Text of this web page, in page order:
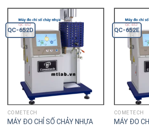
QC-652D
COMETECH
MÁY ĐO CHỈ SỐ CHẢY NHỰA
QC-652E
COMETECH
MÁY ĐO